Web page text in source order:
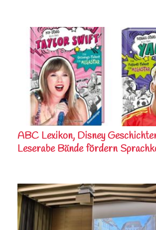
ABC Lexikon, Disney
Leserabe Bände fördern